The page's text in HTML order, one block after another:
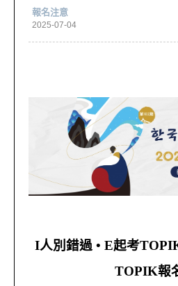
報名注意
2025-07-04
I人別錯過 • E起考
TOPIK報